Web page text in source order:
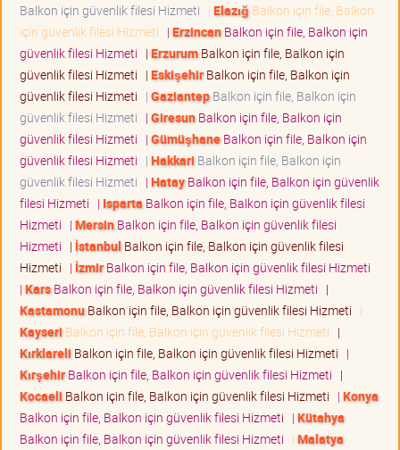
Balkon için güvenlik filesi Hizmeti | Elazığ Balkon için file, Balkon
için güvenlik filesi Hizmeti | ErzincanBalkon için file, Balkon için
güvenlik filesi Hizmeti | ErzurumBalkon için file, Balkon için
güvenlik filesi Hizmeti | EskişehirBalkon için file, Balkon için
güvenlik filesi Hizmeti | GaziantepBalkon için file, Balkon için
güvenlik filesi Hizmeti | GiresunBalkon için file, Balkon için
güvenlik filesi Hizmeti | GümüşhaneBalkon için file, Balkon için
güvenlik filesi Hizmeti | Hakkari Balkon için file, Balkon için
güvenlik filesi Hizmeti | HatayBalkon için file, Balkon için güvenlik
filesi Hizmeti | Isparta Balkon için file, Balkon için güvenlik filesi
Hizmeti | MersinBalkon için file, Balkon için güvenlik filesi
Hizmeti | İstanbul Balkon için file, Balkon için güvenlik filesi
Hizmeti | İzmirBalkon için file, Balkon için güvenlik filesi Hizmeti
| KarsBalkon için file, Balkon için güvenlik filesi Hizmeti |
KastamonuBalkon için file, Balkon için güvenlik filesi Hizmeti |
Kayseri Balkon için file, Balkon için güvenlik filesi Hizmeti |
Kırklareli Balkon için file, Balkon için güvenlik filesi Hizmeti |
KırşehirBalkon için file, Balkon için güvenlik filesi Hizmeti |
Kocaeli Balkon için file, Balkon için güvenlik filesi Hizmeti | Konya
Balkon için file, Balkon için güvenlik filesi Hizmeti | Kütahya
Balkon için file, Balkon için güvenlik filesi Hizmeti | Malatya